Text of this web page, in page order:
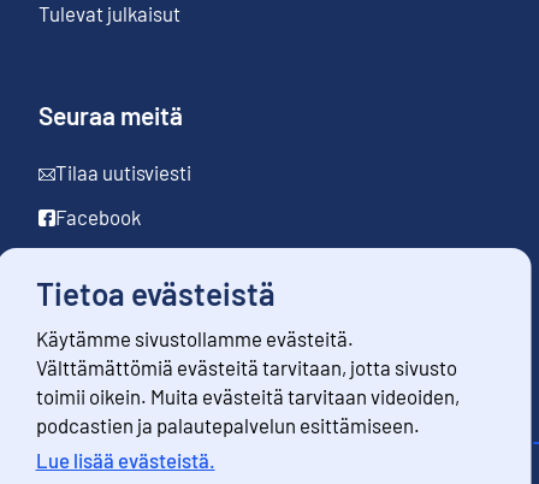
Tietoa evästeistä
Käytämme sivustollamme evästeitä.
Välttämättömiä evästeitä tarvitaan, jotta sivusto
toimii oikein. Muita evästeitä tarvitaan videoiden,
podcastien ja palautepalvelun esittämiseen.
Lue lisää evästeistä.
Tulevat julkaisut
Seuraa meitä
Tilaa uutisviesti
Facebook
YouTube
Instagram